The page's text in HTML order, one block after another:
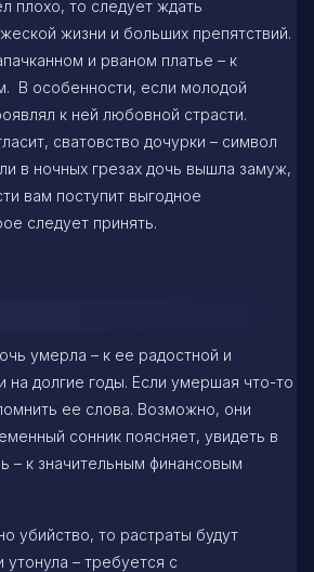
плохо, то следует ждать
жизни и больших препятствий.
и рваном платье – к
В особенности, если молодой
к ней любовной страсти.
сватовство дочурки – символ
в ночных грезах дочь вышла замуж,
вам поступит выгодное
следует принять.
умерла – к ее радостной и
на долгие годы. Если умершая что-то
ее слова. Возможно, они
сонник поясняет, увидеть в
– к значительным финансовым
убийство, то растраты будут
– требуется с